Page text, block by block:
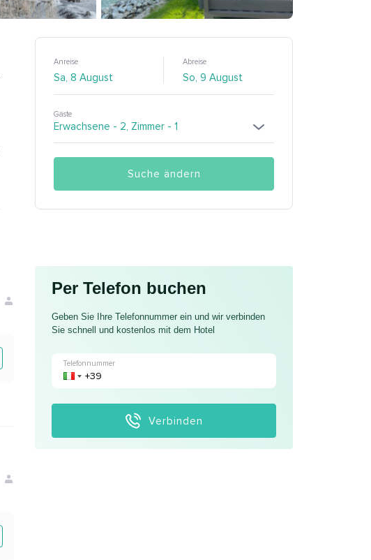
Anreise Abreise
Gäste
Suche ändern
Per Telefon buchen
Geben Sie Ihre Telefonnummer ein und wir verbinden
Sie schnell und kostenlos mit dem Hotel
Telefonnummer
Verbinden